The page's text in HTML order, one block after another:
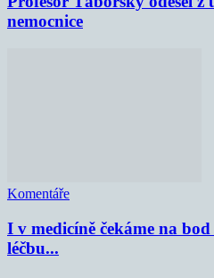
nemocnice
Komentáře
I v medicíně čekáme na
léčbu...